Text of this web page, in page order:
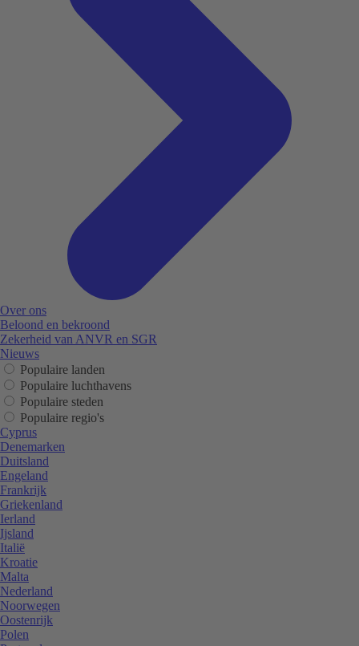
Over ons
Beloond en bekroond
Zekerheid van ANVR en SGR
Nieuws
Populaire landen
Populaire luchthavens
Populaire steden
Populaire regio's
Cyprus
Denemarken
Duitsland
Engeland
Frankrijk
Griekenland
Ierland
Ijsland
Italië
Kroatie
Malta
Nederland
Noorwegen
Oostenrijk
Polen